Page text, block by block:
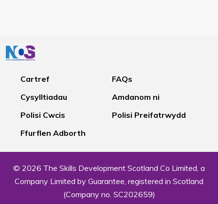
Cartref
FAQs
Cysylltiadau
Amdanom ni
Polisi Cwcis
Polisi Preifatrwydd
Ffurflen Adborth
© 2026 The Skills Development Scotland Co Limited, a
Company Limited by Guarantee, registered in Scotland
(Company no. SC202659)